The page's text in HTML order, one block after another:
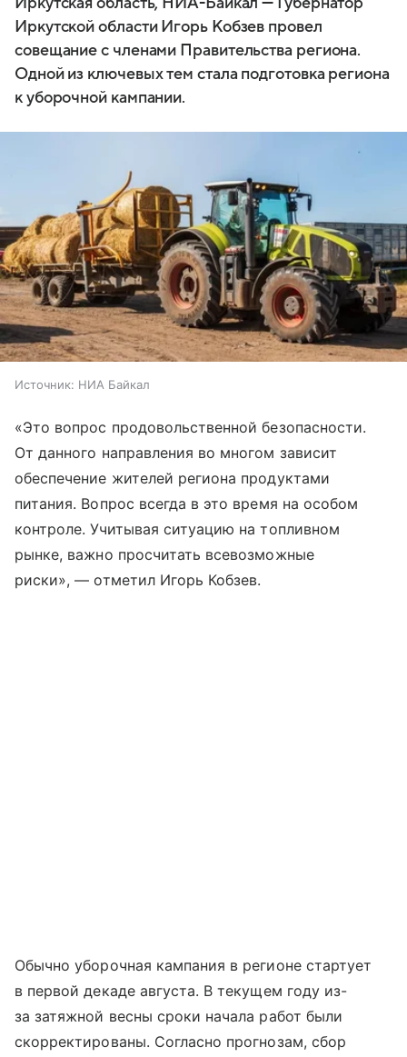
Иркутская область, НИА-Байкал — Губернатор
Иркутской области Игорь Кобзев провел
совещание с членами Правительства региона.
Одной из ключевых тем стала подготовка региона
к уборочной кампании.
Источник: НИА Байкал
«Это вопрос продовольственной безопасности.
От данного направления во многом зависит
обеспечение жителей региона продуктами
питания. Вопрос всегда в это время на особом
контроле. Учитывая ситуацию на топливном
рынке, важно просчитать всевозможные
риски», — отметил Игорь Кобзев.
Обычно уборочная кампания в регионе стартует
в первой декаде августа. В текущем году из-
за затяжной весны сроки начала работ были
скорректированы. Согласно прогнозам, сбор